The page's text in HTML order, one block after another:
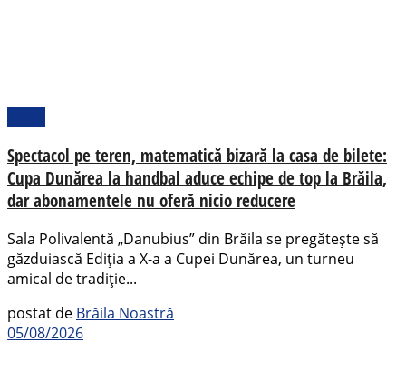
Spectacol pe teren, matematică bizară la casa de bilete:
Cupa Dunărea la handbal aduce echipe de top la Brăila,
dar abonamentele nu oferă nicio reducere
Sala Polivalentă „Danubius” din Brăila se pregătește să
găzduiască Ediția a X-a a Cupei Dunărea, un turneu
amical de tradiție...
postat de Brăila Noastră
05/08/2026